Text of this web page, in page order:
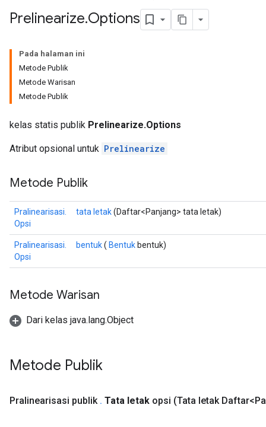
Prelinearize.Options
Pada halaman ini
Metode Publik
Metode Warisan
Metode Publik
kelas statis publik Prelinearize.Options
Atribut opsional untuk Prelinearize
Metode Publik
Pralinearisasi.
Opsi
tata letak(Daftar<Panjang> tata letak)
Pralinearisasi.
Opsi
bentuk( Bentuk bentuk)
Metode Warisan
Dari kelas java.lang.Object
Metode Publik
Pralinearisasi publik . Tata letak opsi (Tata letak